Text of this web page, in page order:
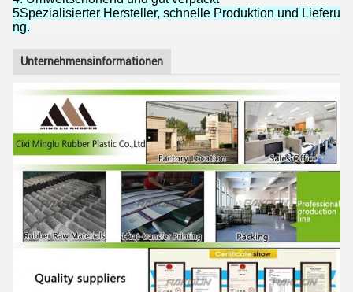
5Spezialisierter Hersteller, schnelle Produktion und Lieferu
ng.
Unternehmensinformationen